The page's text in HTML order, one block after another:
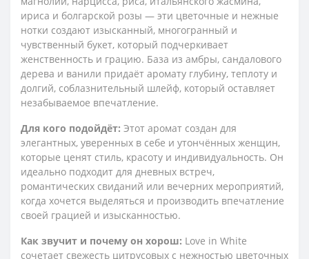
ириса и болгарской розы — эти цветочные и нежные
нотки создают изысканный, многогранный и
чувственный букет, который подчеркивает
женственность и грацию. База из амбры, сандалового
дерева и ванили придаёт аромату глубину, теплоту и
долгий, соблазнительный шлейф, который оставляет
незабываемое впечатление.
Для кого подойдёт: Этот аромат создан для
элегантных, уверенных в себе и утончённых женщин,
которые ценят стиль, красоту и индивидуальность. Он
идеально подходит для дневных встреч,
романтических свиданий или вечерних мероприятий,
когда хочется выделяться и производить впечатление
своей грацией и изысканностью.
Как звучит и почему он хорош: Love in White
сочетает свежесть цитрусовых с нежностью цветочных